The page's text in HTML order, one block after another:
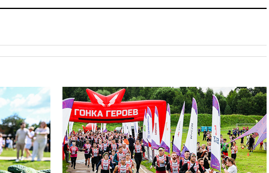
вчера, 22:15Три человека
вчера, 21:56The Atlantic: Маск
отказал Украине в
использовании Starlink для
атак вглубь РФ
вчера, 21:35После пожара на
складе в Брянске возбудили